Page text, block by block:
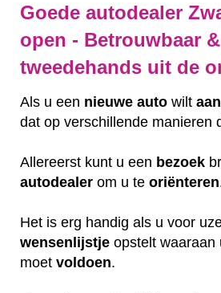
Goede autodealer
open - Betrouwbaar &
tweedehands uit de
Als u een nieuwe auto wilt
dat op verschillende manieren
Allereerst kunt u een bezoek
autodealer om u te oriënteren
Het is erg handig als u voor
wensenlijstje opstelt waaraan
moet voldoen.